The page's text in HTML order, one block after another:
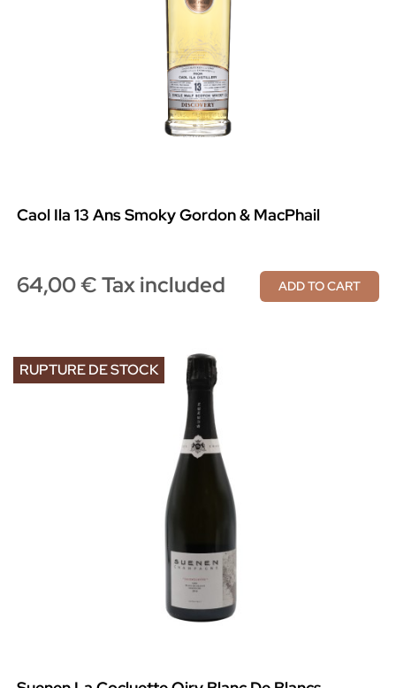
Caol Ila 13 Ans Smoky Gordon & MacPhail
64,00 € Tax included ADD TO CART
RUPTURE DE STOCK